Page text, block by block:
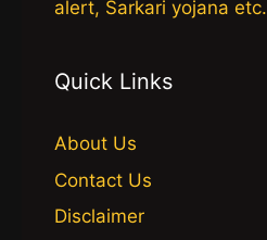
alert, Sarkari yojana etc.
Quick Links
About Us
Contact Us
Disclaimer